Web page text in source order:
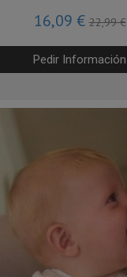
16,09 €22,99 €
Pedir Información